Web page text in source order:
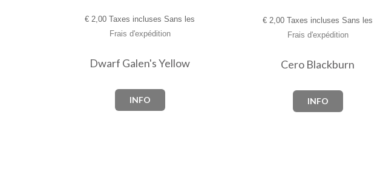
€ 2,00 Taxes incluses Sans les
Frais d'expédition
Dwarf Galen's Yellow
INFO
€ 2,00 Taxes incluses Sans les
Frais d'expédition
Cero Blackburn
INFO